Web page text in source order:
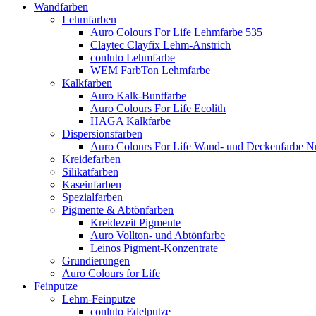
Wandfarben
Lehmfarben
Auro Colours For Life Lehmfarbe 535
Claytec Clayfix Lehm-Anstrich
conluto Lehmfarbe
WEM FarbTon Lehmfarbe
Kalkfarben
Auro Kalk-Buntfarbe
Auro Colours For Life Ecolith
HAGA Kalkfarbe
Dispersionsfarben
Auro Colours For Life Wand- und Deckenfarbe
Kreidefarben
Silikatfarben
Kaseinfarben
Spezialfarben
Pigmente & Abtönfarben
Kreidezeit Pigmente
Auro Vollton- und Abtönfarbe
Leinos Pigment-Konzentrate
Grundierungen
Auro Colours for Life
Feinputze
Lehm-Feinputze
conluto Edelputze